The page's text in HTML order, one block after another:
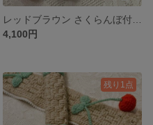
4,100円
残り1点